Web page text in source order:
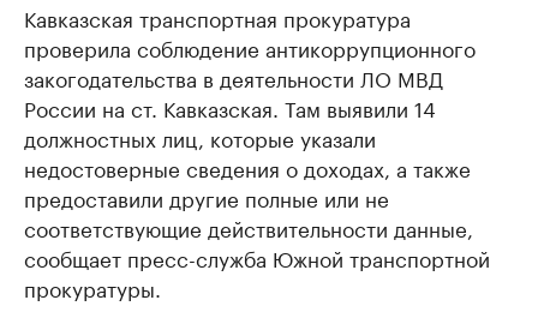
Кавказская транспортная прокуратура
проверила соблюдение антикоррупционного
закогодательства в деятельности ЛО МВД
России на ст. Кавказская. Там выявили 14
должностных лиц, которые указали
недостоверные сведения о доходах, а также
предоставили другие полные или не
соответствующие действительности данные,
сообщает пресс-служба Южной транспортной
прокуратуры.